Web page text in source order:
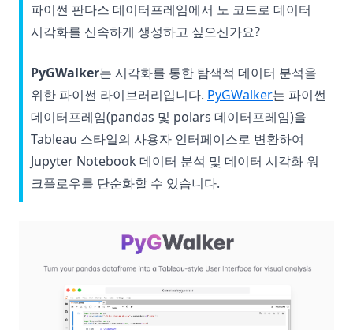
파이썬 판다스 데이터프레임에서 노 코드로 데이터
시각화를 신속하게 생성하고 싶으신가요?
PyGWalker는 시각화를 통한 탐색적 데이터 분석을
위한 파이썬 라이브러리입니다. PyGWalker(opens in a
는 파이썬
데이터프레임(pandas 및 polars 데이터프레임)을
Tableau 스타일의 사용자 인터페이스로 변환하여
Jupyter Notebook 데이터 분석 및 데이터 시각화 워
크플로우를 단순화할 수 있습니다.